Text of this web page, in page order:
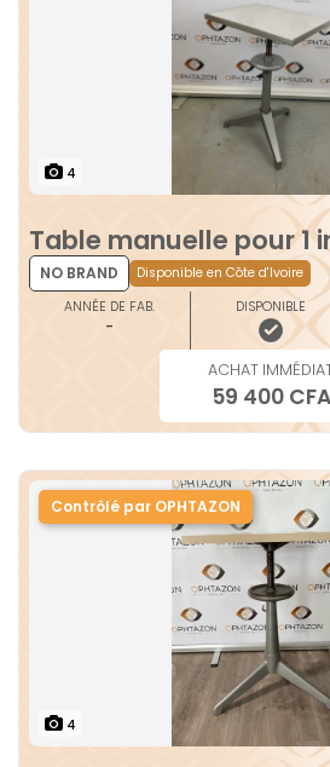
4
Table manuelle pour 1
NO BRAND
Disponible en Côte d'Ivoire
ANNÉE DE FAB.
-
DISPONIBLE
ACHAT
59 400 CFA
Contrôlé par OPHTAZON
4